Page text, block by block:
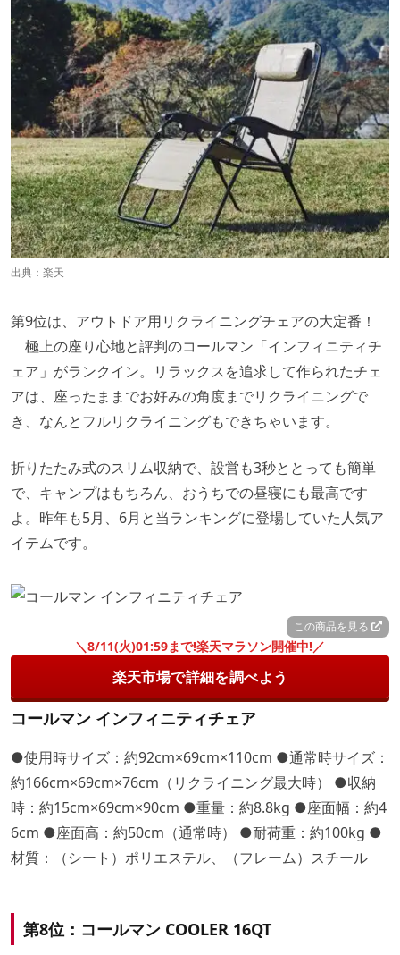
出典： 楽天
第9位は、アウトドア用リクライニングチェアの大定番！
極上の座り心地と評判のコールマン「インフィニティチ
ェア」がランクイン。リラックスを追求して作られたチェ
アは、座ったままでお好みの角度までリクライニングで
き、なんとフルリクライニングもできちゃいます。
折りたたみ式のスリム収納で、設営も3秒ととっても簡単
で、キャンプはもちろん、おうちでの昼寝にも最高です
よ。昨年も5月、6月と当ランキングに登場していた人気ア
イテムです。
この商品を見る
＼8/11(火)01:59まで!楽天マラソン開催中!／
楽天市場で詳細を調べよう
コールマン インフィニティチェア
●使用時サイズ：約92cm×69cm×110cm ●通常時サイズ：
約166cm×69cm×76cm（リクライニング最大時） ●収納
時：約15cm×69cm×90cm ●重量：約8.8kg ●座面幅：約4
6cm ●座面高：約50cm（通常時） ●耐荷重：約100kg ●
材質：（シート）ポリエステル、（フレーム）スチール
第8位：コールマン COOLER 16QT